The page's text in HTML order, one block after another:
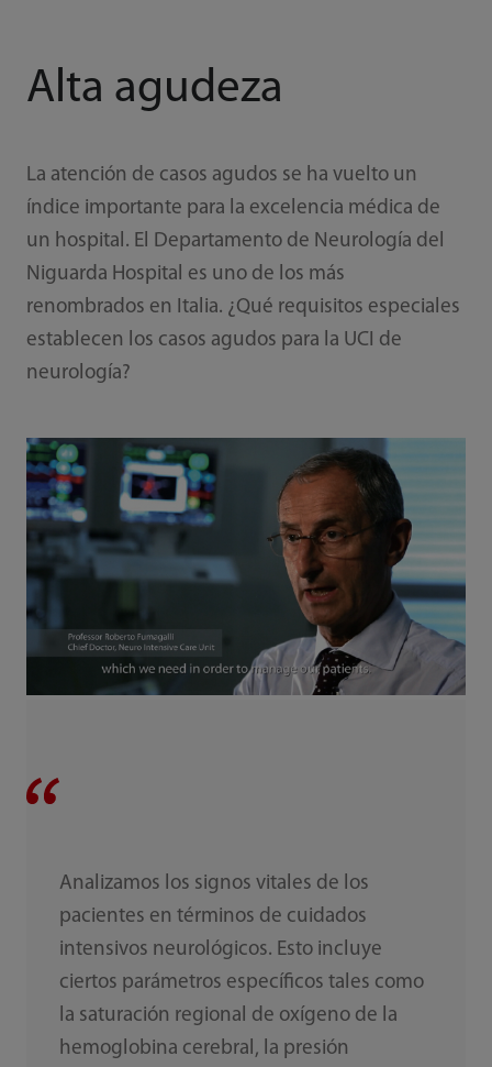
Alta agudeza
La atención de casos agudos se ha vuelto un
índice importante para la excelencia médica de
un hospital. El Departamento de Neurología del
Niguarda Hospital es uno de los más
renombrados en Italia. ¿Qué requisitos especiales
establecen los casos agudos para la UCI de
neurología?
Analizamos los signos vitales de los
pacientes en términos de cuidados
intensivos neurológicos. Esto incluye
ciertos parámetros específicos tales como
la saturación regional de oxígeno de la
hemoglobina cerebral, la presión